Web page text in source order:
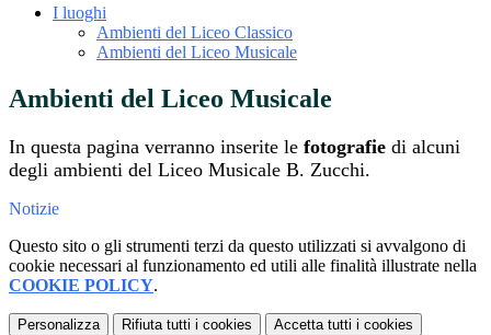
I luoghi
Ambienti del Liceo Classico
Ambienti del Liceo Musicale
Ambienti del Liceo Musicale
In questa pagina verranno inserite le fotografie di alcuni
degli ambienti del Liceo Musicale B. Zucchi.
Notizie
Questo sito o gli strumenti terzi da questo utilizzati si avvalgono di
cookie necessari al funzionamento ed utili alle finalità illustrate nella
COOKIE POLICY.
Personalizza Rifiuta tutti i cookies Accetta tutti i cookies